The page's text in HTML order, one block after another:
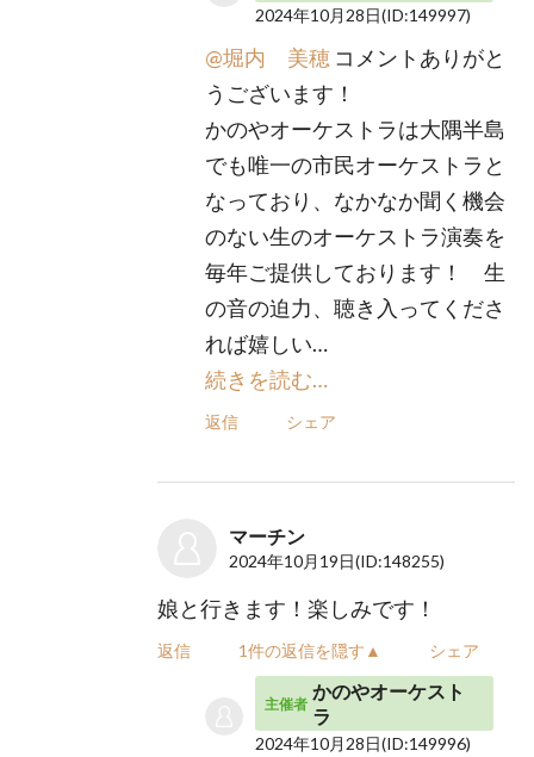
2024年10月28日(ID:149997)
@堀内 美穂 コメントありがと
うございます！
かのやオーケストラは大隅半島
でも唯一の市民オーケストラと
なっており、なかなか聞く機会
のない生のオーケストラ演奏を
毎年ご提供しております！ 生
の音の迫力、聴き入ってくださ
れば嬉しい…
続きを読む…
返信 シェア
マーチン
2024年10月19日(ID:148255)
娘と行きます！楽しみです！
返信 1件の返信を隠す▲ シェア
主催者
かのやオーケスト
ラ
2024年10月28日(ID:149996)